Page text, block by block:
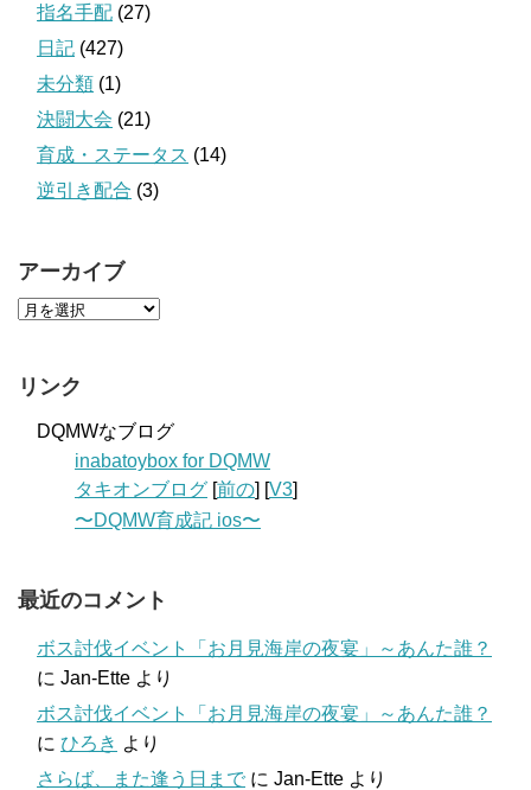
指名手配 (27)
日記 (427)
未分類 (1)
決闘大会 (21)
育成・ステータス (14)
逆引き配合 (3)
アーカイブ
リンク
DQMWなブログ
inabatoybox for DQMW
タキオンブログ [前の] [V3]
〜DQMW育成記 ios〜
最近のコメント
ボス討伐イベント「お月見海岸の夜宴」～あんた誰？
に Jan-Ette より
ボス討伐イベント「お月見海岸の夜宴」～あんた誰？
に ひろき より
さらば、また逢う日まで に Jan-Ette より